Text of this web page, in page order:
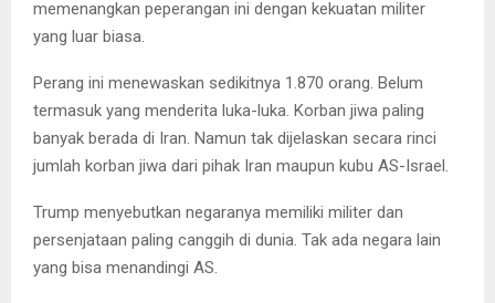
memenangkan peperangan ini dengan kekuatan militer
yang luar biasa.
Perang ini menewaskan sedikitnya 1.870 orang. Belum
termasuk yang menderita luka-luka. Korban jiwa paling
banyak berada di Iran. Namun tak dijelaskan secara rinci
jumlah korban jiwa dari pihak Iran maupun kubu AS-Israel.
Trump menyebutkan negaranya memiliki militer dan
persenjataan paling canggih di dunia. Tak ada negara lain
yang bisa menandingi AS.